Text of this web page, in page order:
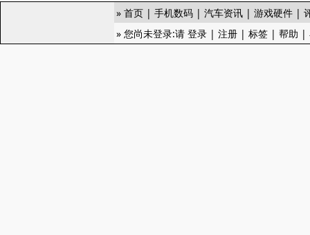
» 首页 | 手机数码 | 汽车资讯 | 游戏硬件 |
» 您尚未登录:请 登录 | 注册 | 标签 | 帮助 |